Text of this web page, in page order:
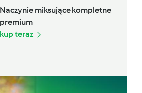
Naczynie miksujące kompletne
premium
kup teraz